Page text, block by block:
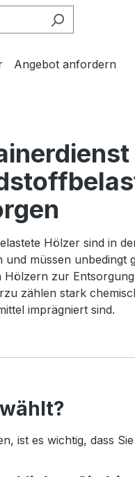
Angebot anfordern
Hölzer sind in
und müssen unbedingt
Hölzern zur
zählen stark
imprägniert sind.
ist es wichtig, dass